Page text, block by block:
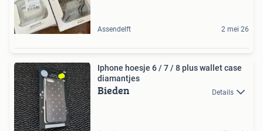
Assendelft 2 mei 26
Iphone hoesje 6 / 7 / 8 plus wallet case
diamantjes
Bieden Details